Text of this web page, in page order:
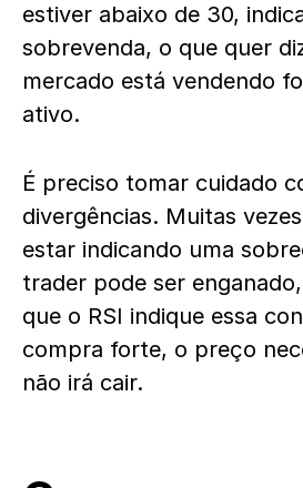
estiver abaixo de 30,
sobrevenda, o que quer
mercado está vendendo
ativo.
É preciso tomar cuidado
divergências. Muitas
estar indicando uma
trader pode ser
que o RSI indique essa
compra forte, o preço
não irá cair.